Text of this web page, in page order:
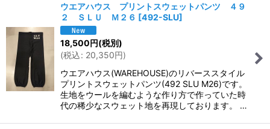
ウエアハウス プリントスウェットパンツ ４９
２ ＳＬＵ Ｍ２６ [492-SLU]
18,500円(税別)
(税込: 20,350円)
ウエアハウス(WAREHOUSE)のリバーススタイル
プリントスウェットパンツ(492 SLU M26)です。
生地をウールを編むような作り方で作っていた時
代の稀少なスウェット地を再現しております。 …